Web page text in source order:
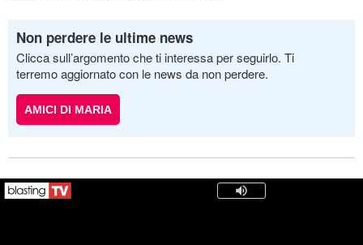
Non perdere le ultime news
Clicca sull’argomento che ti interessa per seguirlo. Ti
terremo aggiornato con le news da non perdere.
AMICI DI MARIA